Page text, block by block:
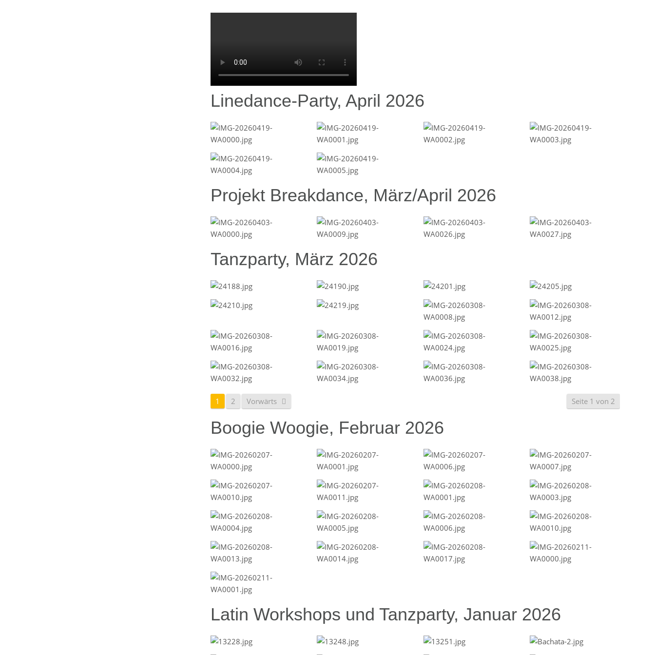
Linedance-Party, April 2026
Projekt Breakdance, März/April 2026
Tanzparty, März 2026
Seite 1 von 2
1 2 Vorwärts
Boogie Woogie, Februar 2026
Latin Workshops und Tanzparty, Januar 2026